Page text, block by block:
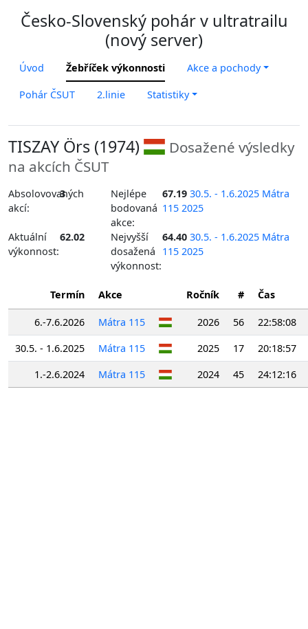
Česko-Slovenský pohár v ultratrailu
(nový server)
Úvod Žebříček výkonnosti Akce a pochody
Pohár ČSUT 2.linie Statistiky
TISZAY Örs (1974)
Dosažené výsledky
na akcích ČSUT
Absolovovaných
akcí:
3
Nejlépe
bodovaná
akce:
67.19 30.5. - 1.6.2025 Mátra
115 2025
Aktuální
výkonnost:
62.02
Nejvyšší
dosažená
výkonnost:
64.40 30.5. - 1.6.2025 Mátra
115 2025
Termín Akce Ročník # Čas
6.-7.6.2026 Mátra 115 2026 56
22:58:08
30.5. - 1.6.2025
Mátra 115 2025 17
20:18:57
1.-2.6.2024
Mátra 115 2024 45 24:12:16